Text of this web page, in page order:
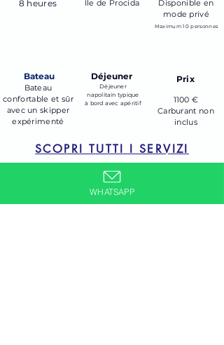
Île de Procida
8 heures
Disponible en
mode privé
Maximum 10 personnes
Bateau Déjeuner
Bateau
confortable et sûr
avec un skipper
expérimenté
Déjeuner
napolitain typique
à bord avec apéritif
Prix
1100 €
Carburant non
inclus
SCOPRI TUTTI I SERVIZI
WHATSAPP